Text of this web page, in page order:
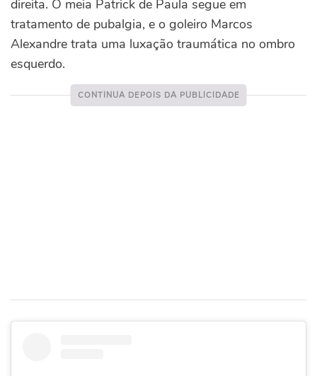
direita. O meia Patrick de Paula segue em
tratamento de pubalgia, e o goleiro Marcos
Alexandre trata uma luxação traumática no ombro
esquerdo.